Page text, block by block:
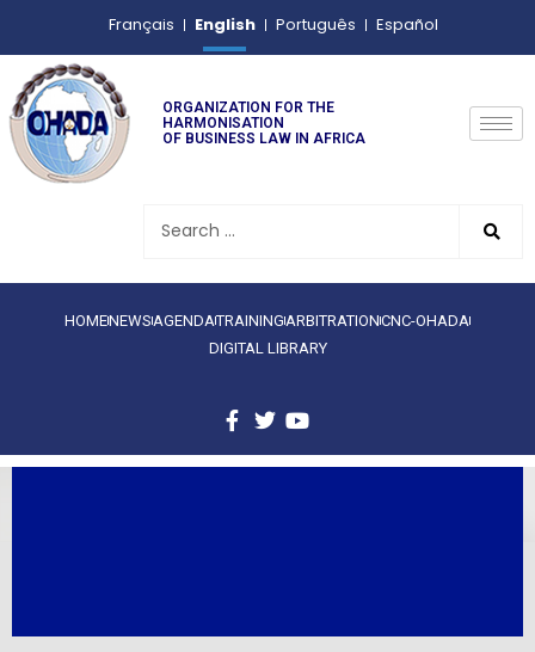
Français English Português Español
ORGANIZATION FOR THE
HARMONISATION
OF BUSINESS LAW IN AFRICA
HOMENEWS AGENDATRAINING ARBITRATIONCNC-OHADA
DIGITAL LIBRARY